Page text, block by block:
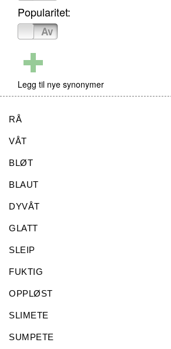
Popularitet:
Av
Legg til nye synonymer
RÅ
VÅT
BLØT
BLAUT
DYVÅT
GLATT
SLEIP
FUKTIG
OPPLØST
SLIMETE
SUMPETE